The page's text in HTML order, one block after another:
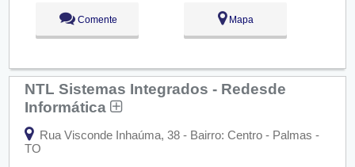
Comente Mapa
NTL Sistemas Integrados - Redesde
Informática
Rua Visconde Inhaúma, 38 - Bairro: Centro - Palmas -
TO